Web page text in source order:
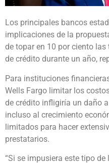
Los principales bancos
implicaciones de la
de topar en 10 por ciento
de crédito durante un año,
Para instituciones
Wells Fargo limitar los
de crédito infligiría un daño
incluso al crecimiento
limitados para hacer
prestatarios.
“Si se impusiera este tipo